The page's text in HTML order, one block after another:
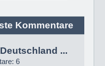
Kommentare
...
6